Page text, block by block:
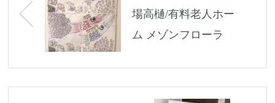
場高樋/有料老人ホー
ム メゾンフローラ